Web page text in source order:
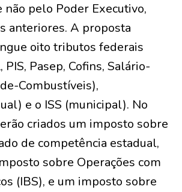
não pelo Poder Executivo,
anteriores. A proposta
oito tributos federais
, PIS, Pasep, Cofins, Salário-
Combustíveis),
e o ISS (municipal). No
criados um imposto sobre
de competência estadual,
sobre Operações com
(IBS), e um imposto sobre